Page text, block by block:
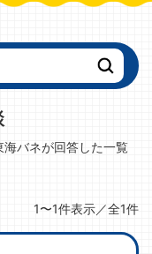
バネが回答した一覧
1〜1件表示／全1件